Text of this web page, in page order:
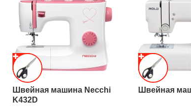
Швейная машина Necchi
K432D
Швейная